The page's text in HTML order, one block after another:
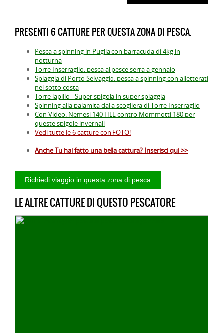
PRESENTI 6 CATTURE PER QUESTA ZONA DI PESCA.
Pesca a spinning in Puglia con barracuda di 4kg in
notturna
Torre Inserraglio: pesca al pesce serra a gennaio
Spiaggia di Porto Selvaggio: pesca a spinning con alletterati
nel sotto costa
Torre lapillo - Super spigola in super spiaggia
Spinning alla palamita dalla scogliera di Torre Inserraglio
Con Video: Nemesi 140 HEL contro Mommotti 180 per
queste spigole invernali
Vedi tutte le 6 catture con FOTO!
Anche Tu hai fatto una bella cattura? Inserisci qui >>
LE ALTRE CATTURE DI QUESTO PESCATORE